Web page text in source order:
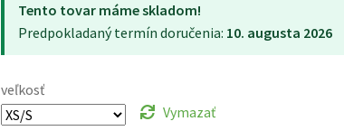
Tento tovar máme skladom!
Predpokladaný termín doručenia: 10. augusta 2026
veľkosť
Vymazať